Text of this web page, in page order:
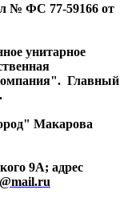
№ ФС 77-59166 от
унитарное
Главный
Макарова
9А; адрес